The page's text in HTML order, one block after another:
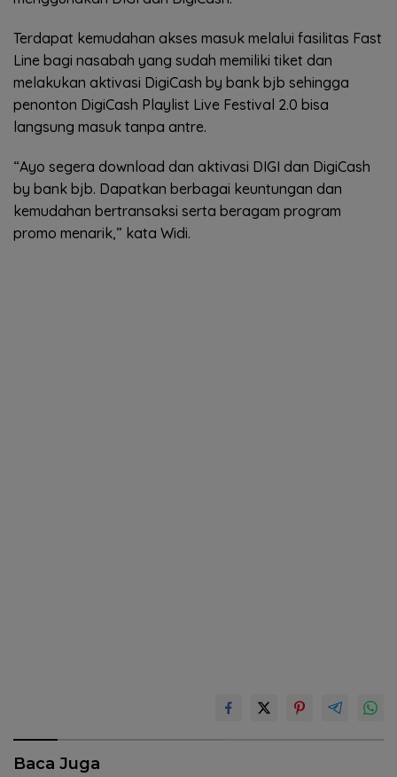
Terdapat kemudahan akses masuk melalui fasilitas Fast
Line bagi nasabah yang sudah memiliki tiket dan
melakukan aktivasi DigiCash by bank bjb sehingga
penonton DigiCash Playlist Live Festival 2.0 bisa
langsung masuk tanpa antre.
“Ayo segera download dan aktivasi DIGI dan DigiCash
by bank bjb. Dapatkan berbagai keuntungan dan
kemudahan bertransaksi serta beragam program
promo menarik,” kata Widi.
Baca Juga